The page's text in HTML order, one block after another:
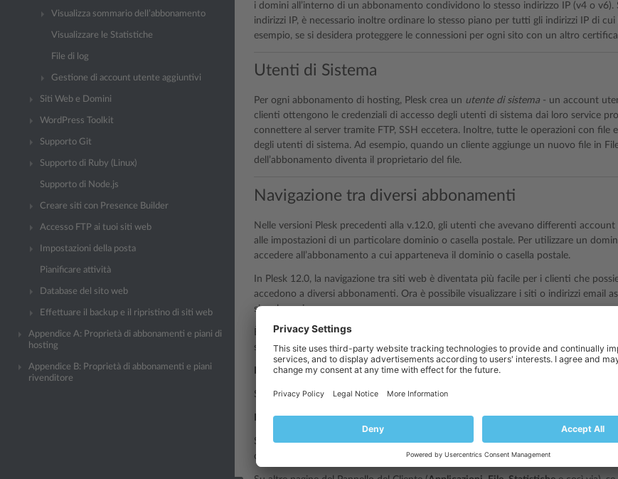
Visualizza sommario dell’abbonamento
Visualizzare le Statistiche
File di log
Gestione di account utente aggiuntivi
Siti Web e Domini
WordPress Toolkit
Supporto Git
Supporto di Ruby (Linux)
Supporto di Node.js
Creare siti con Presence Builder
Accesso FTP ai tuoi siti web
Impostazioni della posta
Pianificare attività
Database del sito web
Effettuare il backup e il ripristino di siti web
Appendice A: Proprietà di abbonamenti e piani di
hosting
Appendice B: Proprietà di abbonamenti e piani
rivenditore
i domini all’interno di un abbonamento condividono lo stesso indirizzo IP (v4 o
indirizzi IP, è necessario inoltre ordinare lo stesso piano per tutti gli indirizzi IP di
esempio, se si desidera proteggere le connessioni per ogni sito con un altro
Utenti di Sistema
Per ogni abbonamento di hosting, Plesk crea un utente di sistema - un account
clienti ottengono le credenziali di accesso degli utenti di sistema dai loro service
connettere al server tramite FTP, SSH eccetera. Inoltre, tutte le operazioni con file
degli utenti di sistema. Ad esempio, quando un cliente aggiunge un nuovo file in
dell’abbonamento diventa il proprietario del file.
Navigazione tra diversi abbonamenti
Nelle versioni Plesk precedenti alla v.12.0, gli utenti che avevano differenti
alle impostazioni di un particolare dominio o casella postale. Per utilizzare un
accedere all’abbonamento a cui apparteneva il dominio o casella postale.
In Plesk 12.0, la navigazione tra siti web è diventata più facile per i clienti che
accedono a diversi abbonamenti. Ora è possibile visualizzare i siti o indirizzi email
singola pagina.
È anche possibile distinguere i siti che appartengono a diversi abbonamenti dagli
stesso abbonamento hanno lo stesso utente di sistema.
Per visualizzare e gestire i siti di un determinato abbonamento:
Seleziona il nome dell’abbonamento nel menu
Per visualizzare e gestire tutti i tuoi siti:
SelezionaTutti gli abbonamentinel menuAbbonamentonella parte superiore della
consente di visualizzare e gestire tutti i siti o caselle postali da una singola pagina.